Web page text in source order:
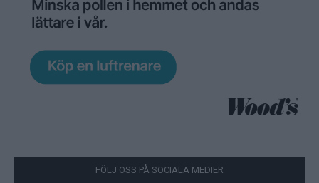
FÖLJ OSS PÅ SOCIALA MEDIER